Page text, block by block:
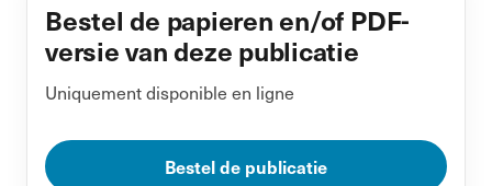
Bestel de papieren en/of PDF-
versie van deze publicatie
Uniquement disponible en ligne
Bestel de publicatie